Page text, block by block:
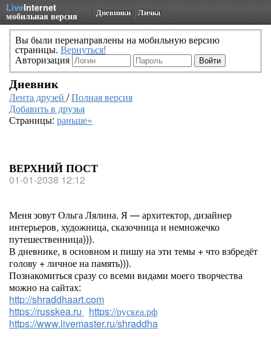
LiveInternet
мобильная версия Дневники Личка
Вы были перенаправлены на мобильную версию
страницы. Вернуться!
Авторизация
Дневник
Лента друзей /Полная версия
Добавить в друзья
Страницы: раньше»
ВЕРХНИЙ ПОСТ
01-01-2038 12:12
Меня зовут Ольга Лялина. Я — архитектор, дизайнер
интерьеров, художница, сказочница и немножечко
путешественница))).
В дневнике, в основном и пишу на эти темы + что взбредёт
голову + личное на память))).
Познакомиться сразу со всеми видами моего творчества
можно на сайтах:
http://shraddhaart.com
https://russkea.ru
https://рускеа.рф
https://www.livemaster.ru/shraddha